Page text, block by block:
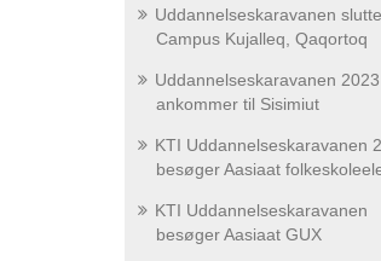
Uddannelseskaravanen
Campus Kujalleq, Qaqortoq
Uddannelseskaravanen 2023
ankommer til Sisimiut
KTI Uddannelseskaravanen
besøger Aasiaat
KTI Uddannelseskaravanen
besøger Aasiaat GUX